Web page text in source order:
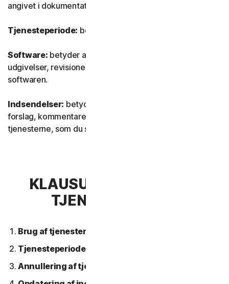
angivet i dokumentationen.
Tjenesteperiode: betyder tjenestens varighed.
Software: betyder al vores software, inklusive
udgivelser, revisioner, opdateringer eller forbedringer af
softwaren.
Indsendelser: betyder al feedback, alle anmeldelser,
forslag, kommentarer eller ideer vedrørende
tjenesterne, som du sender til os.
KLAUSUL 2 – GENERELLE
TJENESTEVILKÅR
Brug af tjenesterne.
Tjenesteperiode.
Annullering af tjeneste.